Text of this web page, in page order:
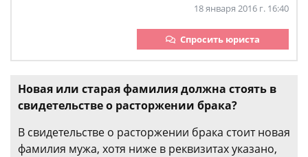
18 января 2016 г. 16:40
Спросить юриста
Новая или старая фамилия должна стоять в
свидетельстве о расторжении брака?
В свидетельстве о расторжении брака стоит новая
фамилия мужа, хотя ниже в реквизитах указано,